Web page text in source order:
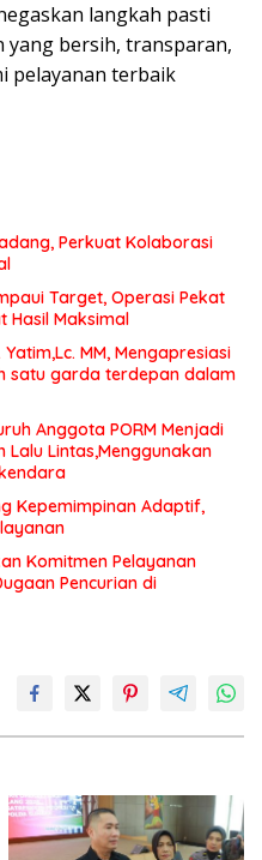
langkah pasti
yang bersih, transparan,
pelayanan terbaik
Perkuat Kolaborasi
Target, Operasi Pekat
Hasil Maksimal
MM, Mengapresiasi
satu garda terdepan dalam
Anggota PORM Menjadi
Lalu Lintas,Menggunakan
Kepemimpinan Adaptif,
Komitmen Pelayanan
Pencurian di